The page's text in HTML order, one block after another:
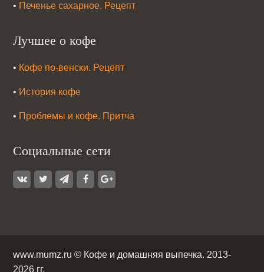
• Печенье сахарное. Рецепт
Лучшее о кофе
• Кофе по-венски. Рецепт
• История кофе
• Проблемы и кофе. Притча
Социальные сети
www.mumz.ru © Кофе и домашняя выпечка. 2013-
2026 гг.